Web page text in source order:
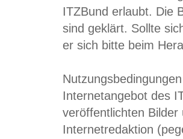
ITZBund erlaubt. Die
sind geklärt. Sollte
er sich bitte beim
Internetangebot des
veröffentlichten
Internetredaktion